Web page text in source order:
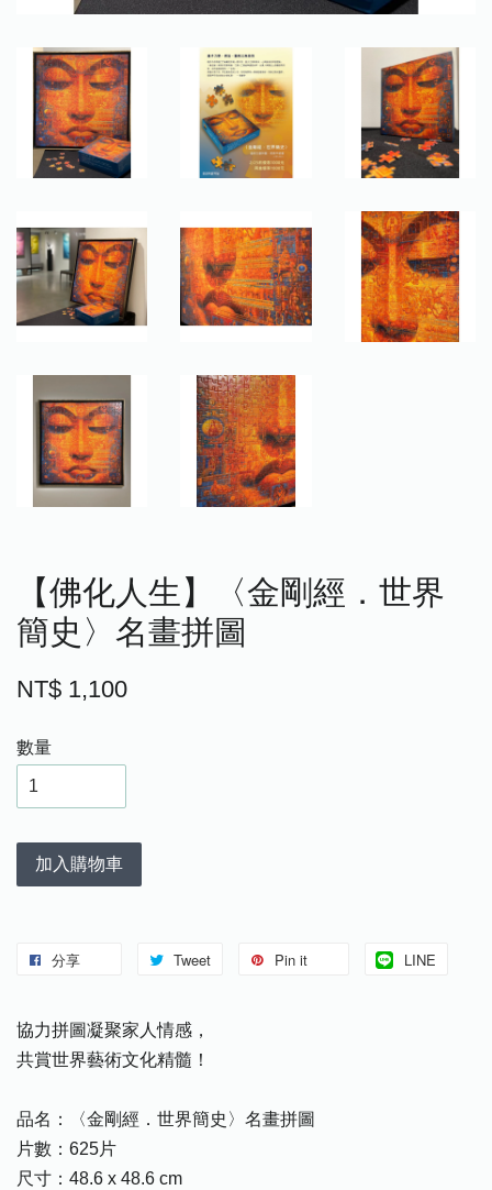
【佛化人生】〈金剛經．世界
簡史〉名畫拼圖
NT$ 1,100
數量
加入購物車
分享 Tweet Pin it LINE
協力拼圖凝聚家人情感，
共賞世界藝術文化精髓！
品名：〈金剛經．世界簡史〉名畫拼圖
片數：625片
尺寸：48.6 x 48.6 cm